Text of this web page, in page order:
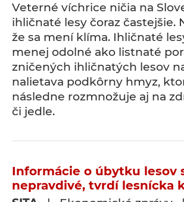
Veterné víchrice ničia na
ihličnaté lesy čoraz častejšie.
že sa mení klíma. Ihličnaté
menej odolné ako listnaté
zničených ihličnatých lesov
nalietava podkôrny hmyz,
následne rozmnožuje aj na
či jedle.
Informácie o úbytku lesov
nepravdivé, tvrdí lesnícka